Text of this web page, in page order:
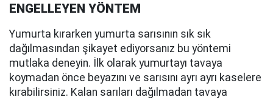
ENGELLEYEN YÖNTEM
Yumurta kırarken yumurta sarısının sık sık
dağılmasından şikayet ediyorsanız bu yöntemi
mutlaka deneyin. İlk olarak yumurtayı tavaya
koymadan önce beyazını ve sarısını ayrı ayrı kaselere
kırabilirsiniz. Kalan sarıları dağılmadan tavaya